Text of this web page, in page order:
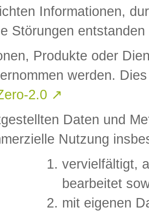
Informationen,
Störungen
Produkte oder
werden.
2.0 ↗
Daten und
Nutzung
vervielfältigt,
bearbeitet
mit eigenen